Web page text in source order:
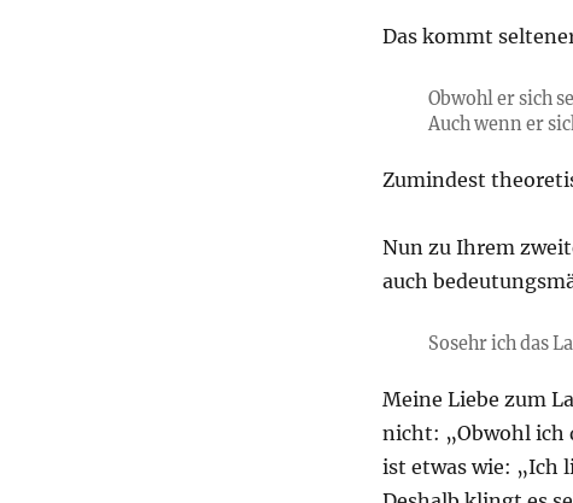
Das kommt
Obwohl er sich
Auch wenn er
Zumindest
Nun zu Ihrem
auch
Sosehr ich das
Meine Liebe zum
nicht: „Obwohl ich
ist etwas wie: „Ich